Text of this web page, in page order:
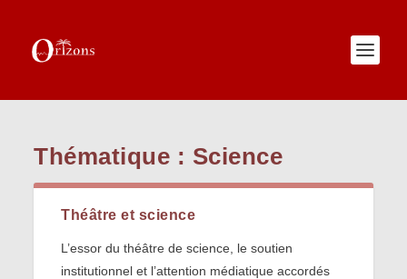
Thématique : Science
Théâtre et science
L’essor du théâtre de science, le soutien
institutionnel et l’attention médiatique accordés